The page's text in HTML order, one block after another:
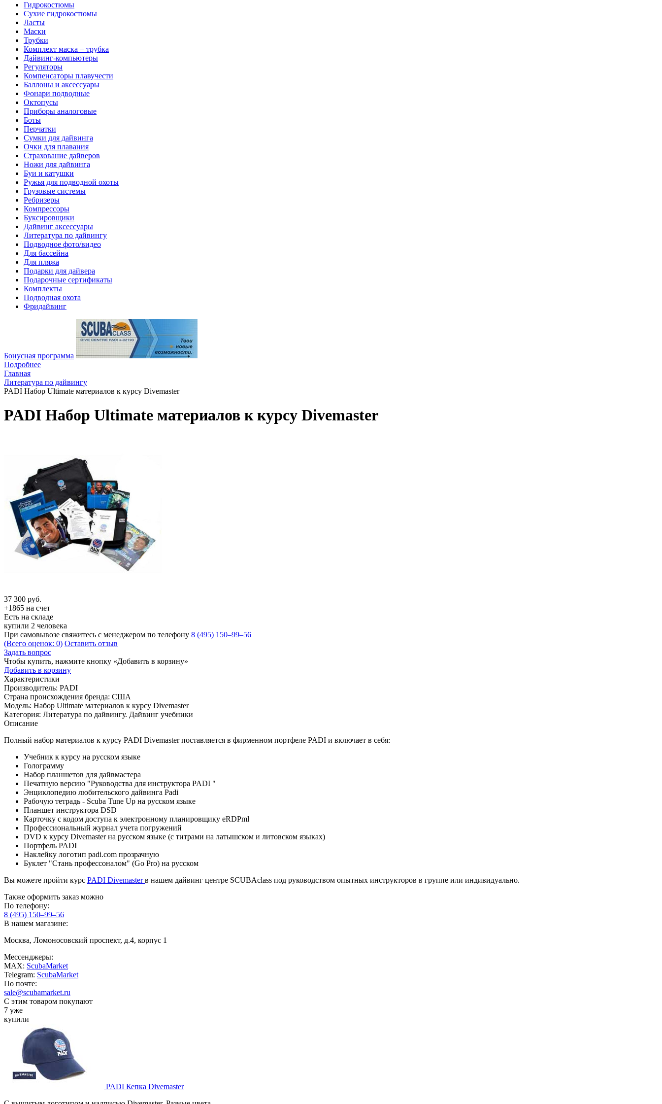
Гидрокостюмы
Сухие гидрокостюмы
Ласты
Маски
Трубки
Комплект маска + трубка
Дайвинг-компьютеры
Регуляторы
Компенсаторы плавучести
Баллоны и аксессуары
Фонари подводные
Октопусы
Приборы аналоговые
Боты
Перчатки
Сумки для дайвинга
Очки для плавания
Страхование дайверов
Ножи для дайвинга
Буи и катушки
Ружья для подводной охоты
Грузовые системы
Ребризеры
Компрессоры
Буксировщики
Дайвинг аксессуары
Литература по дайвингу
Подводное фото/видео
Для бассейна
Для пляжа
Подарки для дайвера
Подарочные сертификаты
Комплекты
Подводная охота
Фридайвинг
Бонусная программа
Подробнее
Главная
Литература по дайвингу
PADI Набор Ultimate материалов к курсу Divemaster
PADI Набор Ultimate материалов к курсу Divemaster
37 300 руб.
+1865 на счет
Есть на складе
купили 2 человека
При самовывозе свяжитесь с менеджером по телефону 8 (495) 150–99–56
(Всего оценок: 0) Оставить отзыв
Задать вопрос
Чтобы купить, нажмите кнопку «Добавить в корзину»
Добавить в корзину
Характеристики
Производитель: PADI
Страна происхождения бренда: США
Модель: Набор Ultimate материалов к курсу Divemaster
Категория: Литература по дайвингу. Дайвинг учебники
Описание
Полный набор материалов к курсу PADI Divemaster поставляется в фирменном портфеле PADI и включает в себя:
Учебник к курсу на русском языке
Голограмму
Набор планшетов для дайвмастера
Печатную версию "Руководства для инструктора PADI "
Энциклопедию любительского дайвинга Padi
Рабочую тетрадь - Scuba Tune Up на русском языке
Планшет инструктора DSD
Карточку с кодом доступа к электронному планировщику eRDPml
Профессиональный журнал учета погружений
DVD к курсу Divemaster на русском языке (c титрами на латышском и литовском языках)
Портфель PADI
Наклейку логотип padi.com прозрачную
Буклет "Стань профессоналом" (Go Pro) на русском
Вы можете пройти курс PADI Divemasterв нашем дайвинг центре SCUBAclass под руководством опытных инструкторов в группе или индивидуально.
Также оформить заказ можно
По телефону:
8 (495) 150–99–56
В нашем магазине:
Москва, Ломоносовский проспект, д.4, корпус 1
Мессенджеры:
MAX: ScubaMarket
Telegram: ScubaMarket
По почте:
sale@scubamarket.ru
С этим товаром покупают
7 уже
купили
PADI Кепка Divemaster